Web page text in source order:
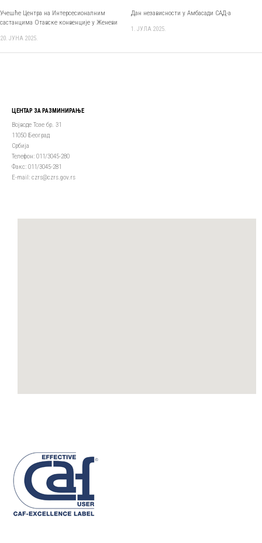
Учешће Центра на Интерсесионалним
састанцима Отавске конвенције у Женеви
20. ЈУНА 2025.
Дан независности у Амбасади САД-а
1. ЈУЛА 2025.
ЦЕНТАР ЗА РАЗМИНИРАЊЕ
Војводе Тозе бр. 31
11050 Београд
Србија
Телефон: 011/3045-280
Факс: 011/3045-281
Е-mail: czrs@czrs.gov.rs